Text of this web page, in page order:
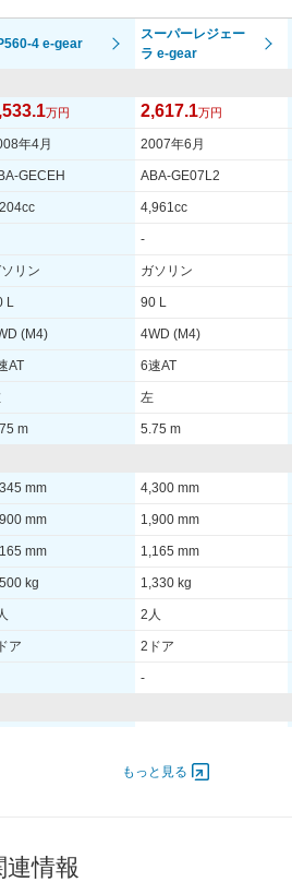
4 e-gear
スーパーレジェー
ラ e-gear
万円 2,617.1万円
年4月 2007年6月
GECEH ABA-GE07L2
4,961cc
-
リン ガソリン
L 90 L
(M4) 4WD (M4)
AT 6速AT
左
m 5.75 m
mm 4,300 mm
mm 1,900 mm
mm 1,165 mm
kg 1,330 kg
2人
ア 2ドア
-
510 [52]/ 4,250
35 ZR19
もっと見る
情報